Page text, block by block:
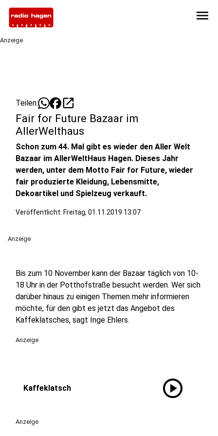
menu
Anzeige
Teilen: open_in_new
Fair for Future Bazaar im
AllerWelthaus
Schon zum 44. Mal gibt es wieder den Aller Welt
Bazaar im AllerWeltHaus Hagen. Dieses Jahr
werden, unter dem Motto Fair for Future, wieder
fair produzierte Kleidung, Lebensmitte,
Dekoartikel und Spielzeug verkauft.
Veröffentlicht: Freitag, 01.11.2019 13:07
Anzeige
Bis zum 10 November kann der Bazaar täglich von 10-
18 Uhr in der Potthofstraße besucht werden. Wer sich
darüber hinaus zu einigen Themen mehr informieren
möchte, für den gibt es jetzt das Angebot des
Kaffeklatsches, sagt Inge Ehlers.
Anzeige
Kaffeklatsch play_circle
Anzeige